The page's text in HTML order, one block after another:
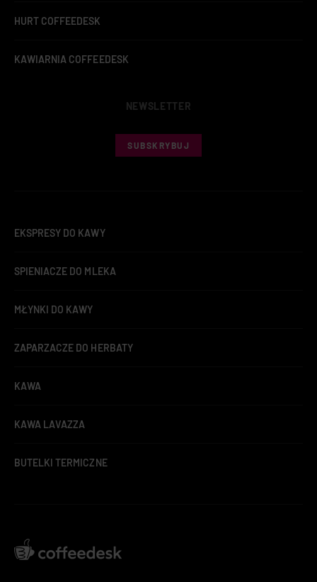
HURT COFFEEDESK
KAWIARNIA COFFEEDESK
NEWSLETTER
SUBSKRYBUJ
EKSPRESY DO KAWY
SPIENIACZE DO MLEKA
MŁYNKI DO KAWY
ZAPARZACZE DO HERBATY
KAWA
KAWA LAVAZZA
BUTELKI TERMICZNE